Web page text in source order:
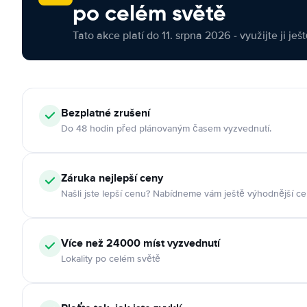
po celém světě
Tato akce platí do 11. srpna 2026 - využijte ji
Bezplatné zrušení
Do 48 hodin před plánovaným časem vyzvednutí.
Záruka nejlepší ceny
Našli jste lepší cenu? Nabídneme vám ještě výhodnější
Více než 24000 míst vyzvednutí
Lokality po celém světě